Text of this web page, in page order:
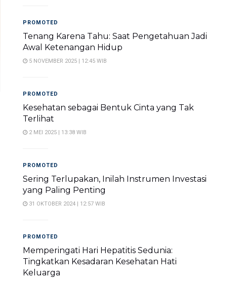
PROMOTED
Tenang Karena Tahu: Saat Pengetahuan Jadi
Awal Ketenangan Hidup
5 NOVEMBER 2025 | 12:45 WIB
PROMOTED
Kesehatan sebagai Bentuk Cinta yang Tak
Terlihat
2 MEI 2025 | 13:38 WIB
PROMOTED
Sering Terlupakan, Inilah Instrumen Investasi
yang Paling Penting
31 OKTOBER 2024 | 12:57 WIB
PROMOTED
Memperingati Hari Hepatitis Sedunia:
Tingkatkan Kesadaran Kesehatan Hati
Keluarga